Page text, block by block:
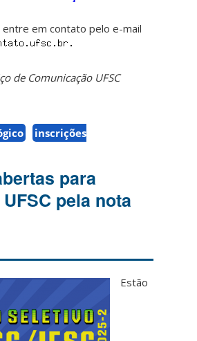
entre em contato pelo e-mail
de Comunicação UFSC
inscrições
para
pela nota
Estão